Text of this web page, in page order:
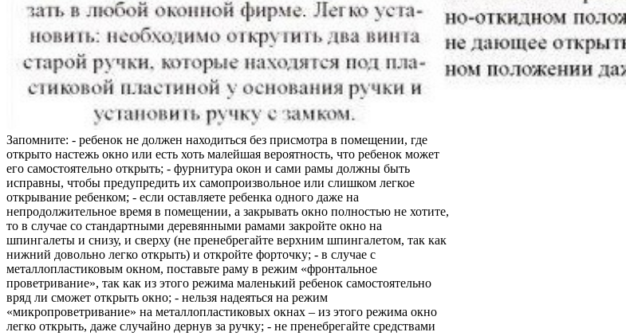
Запомните: - ребенок не должен находиться без присмотра в помещении, где
открыто настежь окно или есть хоть малейшая вероятность, что ребенок может
его самостоятельно открыть; - фурнитура окон и сами рамы должны быть
исправны, чтобы предупредить их самопроизвольное или слишком легкое
открывание ребенком; - если оставляете ребенка одного даже на
непродолжительное время в помещении, а закрывать окно полностью не хотите,
то в случае со стандартными деревянными рамами закройте окно на
шпингалеты и снизу, и сверху (не пренебрегайте верхним шпингалетом, так как
нижний довольно легко открыть) и откройте форточку; - в случае с
металлопластиковым окном, поставьте раму в режим «фронтальное
проветривание», так как из этого режима маленький ребенок самостоятельно
вряд ли сможет открыть окно; - нельзя надеяться на режим
«микропроветривание» на металлопластиковых окнах – из этого режима окно
легко открыть, даже случайно дернув за ручку; - не пренебрегайте средствами